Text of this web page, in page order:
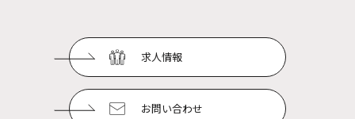
求人情報
お問い合わせ